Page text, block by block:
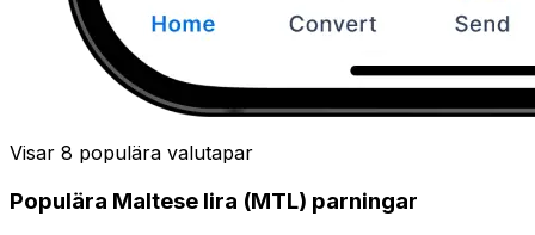
Visar 8 populära valutapar
Populära Maltese lira (MTL) parningar